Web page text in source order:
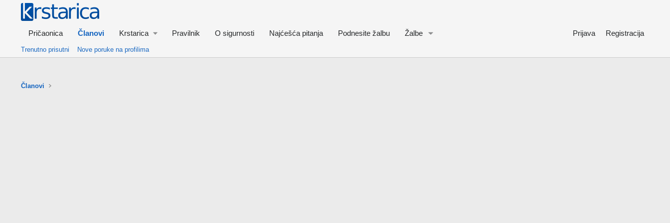
Pričaonica Članovi Krstarica Pravilnik O sigurnosti Najćešća pitanja Podnesite žalbu Žalbe Prijava Registracija
Trenutno prisutni Nove poruke na profilima
Članovi